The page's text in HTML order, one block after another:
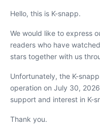
Hello, this is K-snapp.
We would like to express
readers who have
stars together with us
Unfortunately, the K-
operation on July 30,
support and interest in K-
Thank you.